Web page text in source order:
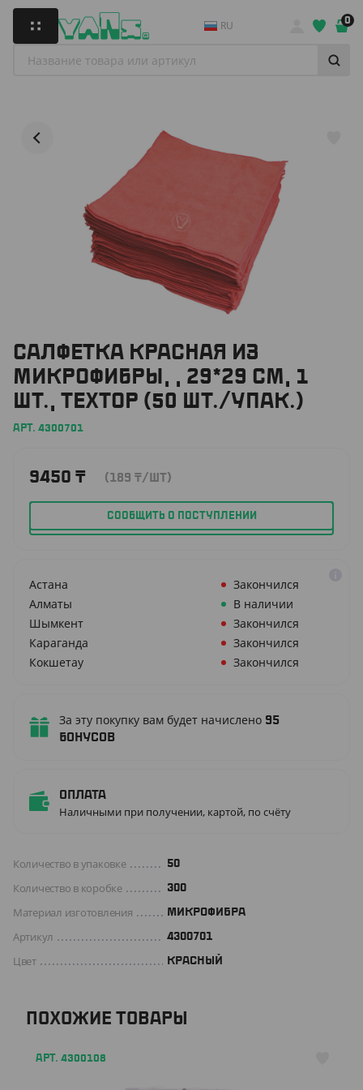
RU 0
САЛФЕТКА КРАСНАЯ ИЗ
МИКРОФИБРЫ, , 29*29 СМ, 1
ШТ., TEXTOP (50 ШТ./УПАК.)
АРТ. 4300701
9450 ₸ (189 ₸/ШТ)
СООБЩИТЬ О ПОСТУПЛЕНИИ
Астана
Закончился
Алматы
В наличии
Шымкент
Закончился
Караганда
Закончился
Кокшетау
Закончился
За эту покупку вам будет начислено 95
бонусов
Оплата
Наличными при получении, картой, по счёту
Количество в упаковке 50
Количество в коробке 300
Материал изготовления МИКРОФИБРА
Артикул 4300701
Цвет КРАСНЫЙ
ПОХОЖИЕ ТОВАРЫ
АРТ. 4300108